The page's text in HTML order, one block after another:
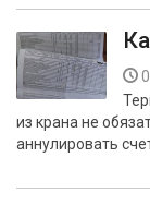
из крана не
аннулировать